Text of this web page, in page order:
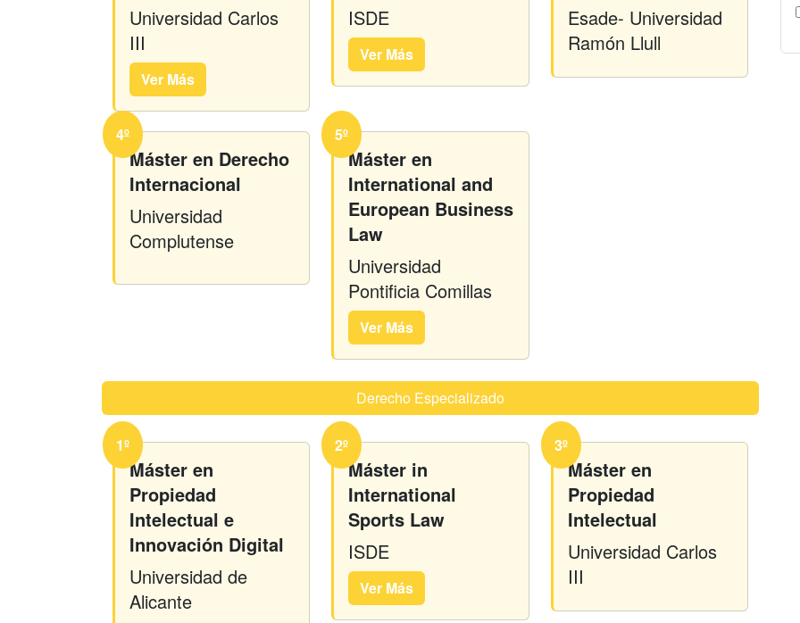
Universidad Carlos
III
Ver Más
ISDE
Ver Más
Esade- Universidad
Ramón Llull
4º
Máster en Derecho
Internacional
Universidad
Complutense
5º
Máster en
International and
European Business
Law
Universidad
Pontificia Comillas
Ver Más
Derecho Especializado
1º
Máster en
Propiedad
Intelectual e
Innovación Digital
Universidad de
Alicante
2º
Máster in
International
Sports Law
ISDE
Ver Más
3º
Máster en
Propiedad
Intelectual
Universidad Carlos
III